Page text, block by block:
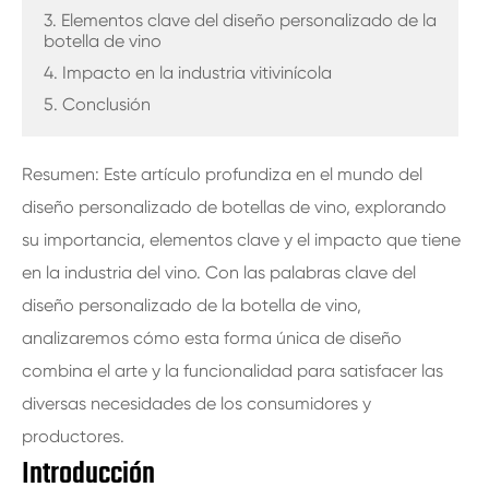
3. Elementos clave del diseño personalizado de la
botella de vino
4. Impacto en la industria vitivinícola
5. Conclusión
Resumen: Este artículo profundiza en el mundo del
diseño personalizado de botellas de vino, explorando
su importancia, elementos clave y el impacto que tiene
en la industria del vino. Con las palabras clave del
diseño personalizado de la botella de vino,
analizaremos cómo esta forma única de diseño
combina el arte y la funcionalidad para satisfacer las
diversas necesidades de los consumidores y
productores.
Introducción